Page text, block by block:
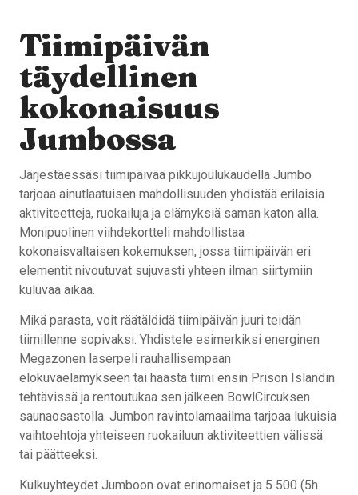
Tiimipäivän
täydellinen
kokonaisuus
Jumbossa
Järjestäessäsi tiimipäivää pikkujoulukaudella Jumbo
tarjoaa ainutlaatuisen mahdollisuuden yhdistää erilaisia
aktiviteetteja, ruokailuja ja elämyksiä saman katon alla.
Monipuolinen viihdekortteli mahdollistaa
kokonaisvaltaisen kokemuksen, jossa tiimipäivän eri
elementit nivoutuvat sujuvasti yhteen ilman siirtymiin
kuluvaa aikaa.
Mikä parasta, voit räätälöidä tiimipäivän juuri teidän
tiimillenne sopivaksi. Yhdistele esimerkiksi energinen
Megazonen laserpeli rauhallisempaan
elokuvaelämykseen tai haasta tiimi ensin Prison Islandin
tehtävissä ja rentoutukaa sen jälkeen BowlCircuksen
saunaosastolla. Jumbon ravintolamaailma tarjoaa lukuisia
vaihtoehtoja yhteiseen ruokailuun aktiviteettien välissä
tai päätteeksi.
Kulkuyhteydet Jumboon ovat erinomaiset ja 5 500 (5h